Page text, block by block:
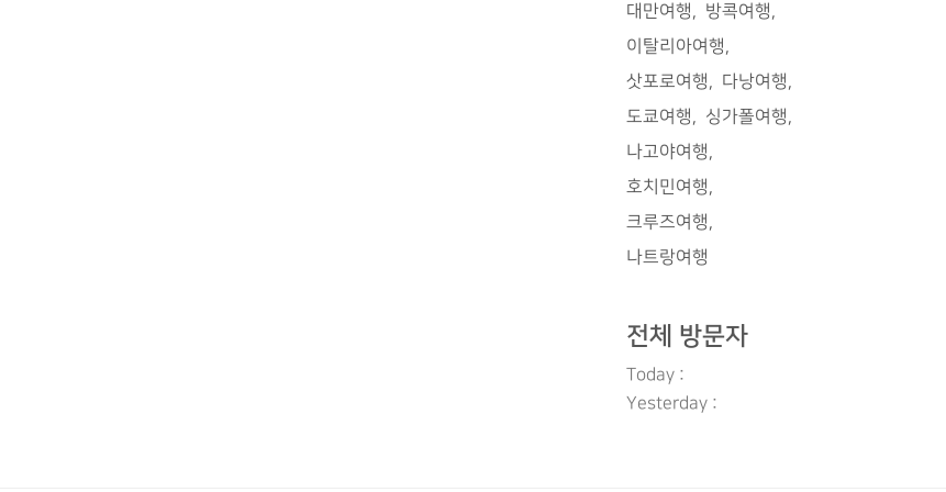
대만여행
방콕여행
이탈리아여행
삿포로여행
다낭여행
도쿄여행
싱가폴여행
나고야여행
호치민여행
크루즈여행
나트랑여행
전체 방문자
Today :
Yesterday :